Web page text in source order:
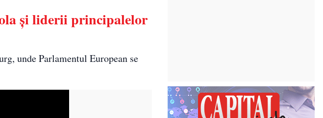
şi liderii principalelor
unde Parlamentul European se